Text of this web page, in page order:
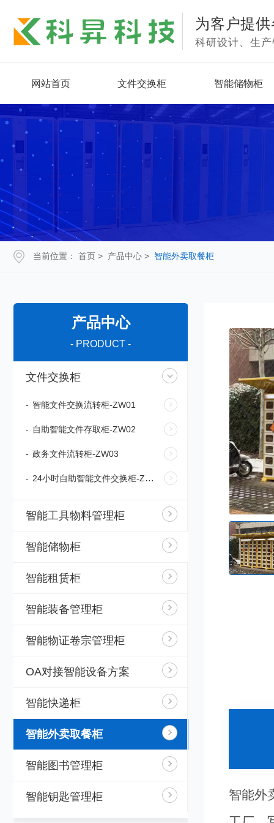
为客户提
科研设计、生
网站首页 文件交换柜 智能储物柜
当前位置： 首页 > 产品中心 > 智能外卖取餐柜
产品中心
- PRODUCT -
文件交换柜
- 智能文件交换流转柜-ZW01
- 自助智能文件存取柜-ZW02
- 政务文件流转柜-ZW03
- 24小时自助智能文件交换柜-ZW04
智能工具物料管理柜
智能储物柜
智能租赁柜
智能装备管理柜
智能物证卷宗管理柜
OA对接智能设备方案
智能快递柜
智能外卖取餐柜
智能图书管理柜
智能钥匙管理柜
智能外